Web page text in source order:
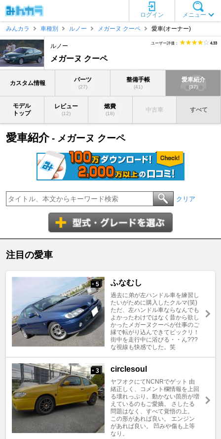
メニュー
ログイン
みんカラ
車種別 ルノー メガーヌ クーペ 愛車(オーナー)
ルノー
メガーヌ クーペ
ユーザー評価： 4.33
カスタム情報 パーツ
(27)
整備手帳
(41)
愛車紹介
(37)
モデル
トップ
レビュー
(12)
燃費
(18)
中古車 すべて
愛車紹介- メガーヌ クーペ
クリア
注目の愛車
+ 5 ふなむし
過去に弟が左ハンドル車を練習し
たいがために購入したクルマ(笑)
ただ、左ハンドル車ならなんでも
よかったわけではなく昔から欲し
かったメガーヌクーペが仕事のご
縁で転がり込んできてビックリ！
街中を走行中に浴びる・・ん???
な視線も快感でした。笑
+ 3 circlesoul
ヤフオクにてNCNRでゲット 由
緒正しく、コメント欄情報を上回
る壊れっぷり。動かない箇所が増
えているのもご愛嬌。 さしたる
問題はなく、すべて覚悟の上。
この形があれば良い。 エンジン
があれば良い。 凹みや傷も上等
なり。